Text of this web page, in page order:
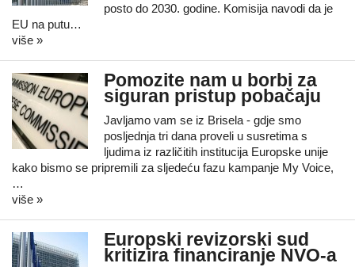
posto do 2030. godine. Komisija navodi da je
EU na putu…
više »
Pomozite nam u borbi za
siguran pristup pobačaju
Javljamo vam se iz Brisela - gdje smo
posljednja tri dana proveli u susretima s
ljudima iz različitih institucija Europske unije
kako bismo se pripremili za sljedeću fazu kampanje My Voice,
…
više »
Europski revizorski sud
kritizira financiranje NVO-a